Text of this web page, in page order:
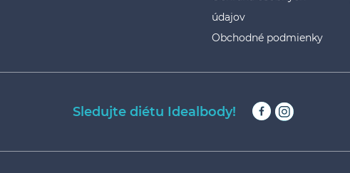
údajov
Obchodné podmienky
Sledujte diétu Idealbody!